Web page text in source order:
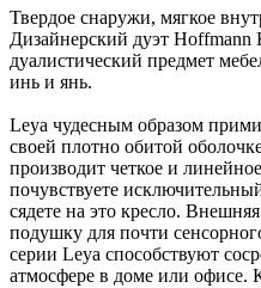
Твердое снаружи, мягкое
Дизайнерский дуэт Hoffmann
дуалистический предмет
инь и янь.
Leya чудесным образом
своей плотно обитой
производит четкое и
почувствуете
сядете на это кресло.
подушку для почти
серии Leya способствуют
атмосфере в доме или офисе.